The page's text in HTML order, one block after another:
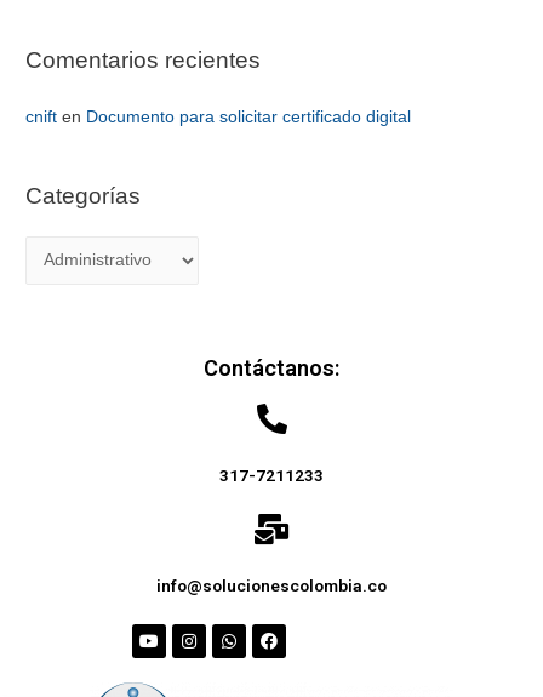
Comentarios recientes
cnift en Documento para solicitar certificado digital
Categorías
Contáctanos:
317-7211233
info@solucionescolombia.co